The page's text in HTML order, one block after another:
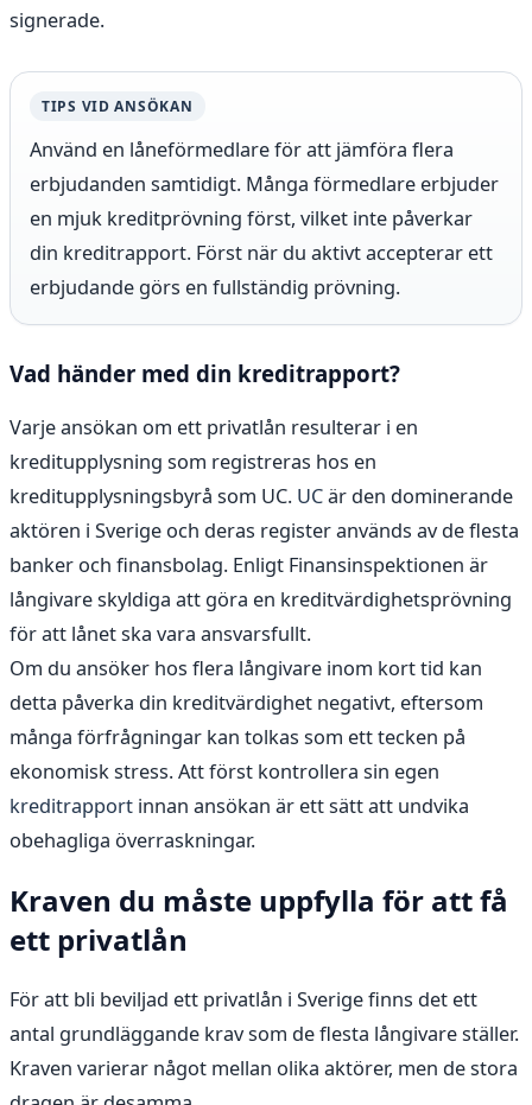
signerade.
TIPS VID ANSÖKAN
Använd en låneförmedlare för att jämföra flera
erbjudanden samtidigt. Många förmedlare erbjuder
en mjuk kreditprövning först, vilket inte påverkar
din kreditrapport. Först när du aktivt accepterar ett
erbjudande görs en fullständig prövning.
Vad händer med din kreditrapport?
Varje ansökan om ett privatlån resulterar i en
kreditupplysning som registreras hos en
kreditupplysningsbyrå som UC. UCär den dominerande
aktören i Sverige och deras register används av de flesta
banker och finansbolag. Enligt Finansinspektionen är
långivare skyldiga att göra en kreditvärdighetsprövning
för att lånet ska vara ansvarsfullt.
Om du ansöker hos flera långivare inom kort tid kan
detta påverka din kreditvärdighet negativt, eftersom
många förfrågningar kan tolkas som ett tecken på
ekonomisk stress. Att först kontrollera sin egen
kreditrapport innan ansökan är ett sätt att undvika
obehagliga överraskningar.
Kraven du måste uppfylla för att få
ett privatlån
För att bli beviljad ett privatlån i Sverige finns det ett
antal grundläggande krav som de flesta långivare ställer.
Kraven varierar något mellan olika aktörer, men de stora